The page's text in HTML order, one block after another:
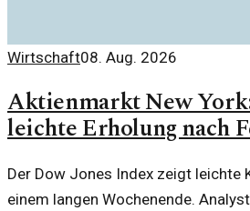
Wirtschaft08. Aug. 2026
Aktienmarkt New
leichte Erholung nach
Der Dow Jones Index zeigt leichte
einem langen Wochenende.